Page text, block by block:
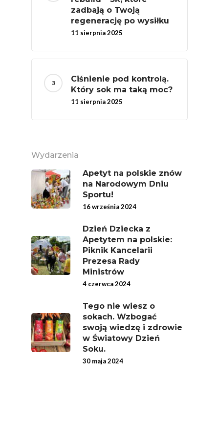
zadbają o Twoją
regenerację po wysiłku
11 sierpnia 2025
Ciśnienie pod kontrolą.
Który sok ma taką moc?
11 sierpnia 2025
Wydarzenia
Apetyt na polskie znów
na Narodowym Dniu
Sportu!
16 września 2024
Dzień Dziecka z
Apetytem na polskie:
Piknik Kancelarii
Prezesa Rady
Ministrów
4 czerwca 2024
Tego nie wiesz o
sokach. Wzbogać
swoją wiedzę i zdrowie
w Światowy Dzień
Soku.
30 maja 2024
Skrywa!
Festiwal Młody
Jemy Eko Warzywa I
Polskie Forum
Chrup Owoce, Jedz
Super Moce
Rolników Ojczyzna
Branża
Wydarzenia